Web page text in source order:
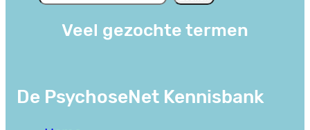
Veel gezochte termen
De PsychoseNet Kennisbank